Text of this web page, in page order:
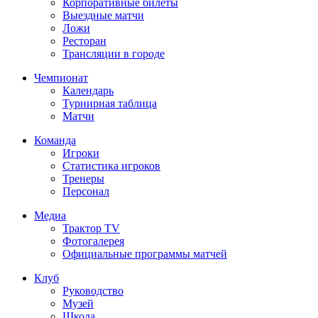
Выездные матчи
Ложи
Ресторан
Трансляции в городе
Чемпионат
Календарь
Турнирная таблица
Матчи
Команда
Игроки
Статистика игроков
Тренеры
Персонал
Медиа
Трактор TV
Фотогалерея
Официальные программы матчей
Клуб
Руководство
Музей